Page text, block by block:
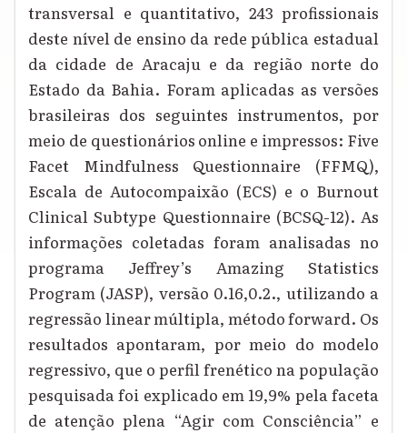
transversal e quantitativo, 243 profissionais
deste nível de ensino da rede pública estadual
da cidade de Aracaju e da região norte do
Estado da Bahia. Foram aplicadas as versões
brasileiras dos seguintes instrumentos, por
meio de questionários online e impressos: Five
Facet Mindfulness Questionnaire (FFMQ),
Escala de Autocompaixão (ECS) e o Burnout
Clinical Subtype Questionnaire (BCSQ-12). As
informações coletadas foram analisadas no
programa Jeffrey’s Amazing Statistics
Program (JASP), versão 0.16,0.2., utilizando a
regressão linear múltipla, método forward. Os
resultados apontaram, por meio do modelo
regressivo, que o perfil frenético na população
pesquisada foi explicado em 19,9% pela faceta
de atenção plena “Agir com Consciência” e